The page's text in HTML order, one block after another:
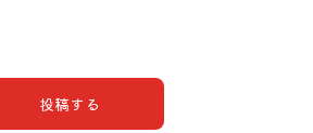
投稿する